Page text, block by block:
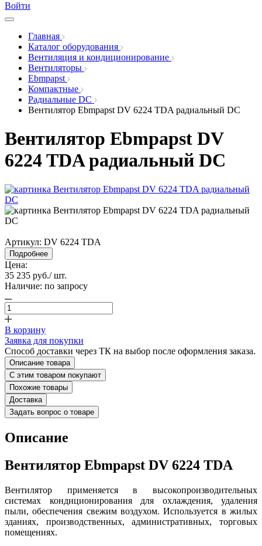
Войти
Главная
Каталог оборудования
Вентиляция и кондиционирование
Вентиляторы
Ebmpapst
Компактные
Радиальные DC
Вентилятор Ebmpapst DV 6224 TDA радиальный DC
Вентилятор Ebmpapst DV
6224 TDA радиальный DC
Артикул: DV 6224 TDA
Подробнее
Цена:
35 235 руб./ шт.
Наличие: по запросу
В корзину
Заявка для покупки
Способ доставки через ТК на выбор после оформления заказа.
Описание товара
С этим товаром покупают
Похожие товары
Доставка
Задать вопрос о товаре
Описание
Вентилятор Ebmpapst DV 6224 TDA
Вентилятор применяется в высокопроизводительных
системах кондиционирования для охлаждения, удаления
пыли, обеспечения свежим воздухом. Используется в жилых
зданиях, производственных, административных, торговых
помещениях.